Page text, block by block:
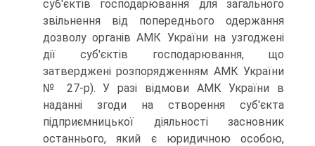
суб'єктів господарювання для загального
звільнення від попереднього одержання
дозволу органів АМК України на узгоджені
дії суб'єктів господарю­вання, що
затверджені розпорядженням АМК України
№ 27-р). У разі відмови АМК України в
наданні згоди на створення суб'єкта
підприємницької діяльності засновник
останнього, який є юридичною особою,